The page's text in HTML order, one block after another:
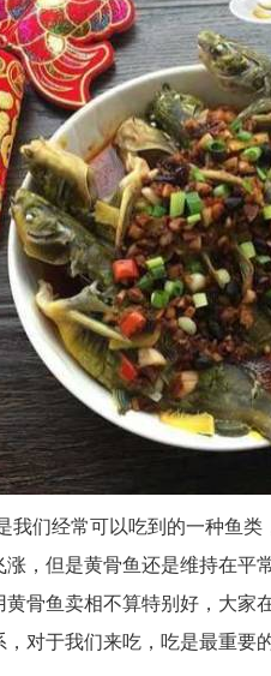
我们经常可以吃到的一种鱼
，但是黄骨鱼还是维持在
骨鱼卖相不算特别好，大
对于我们来吃，吃是最重要